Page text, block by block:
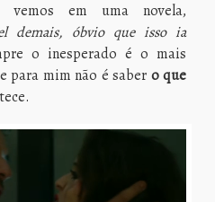
vemos em uma novela,
demais, óbvio que isso ia
o inesperado é o mais
para mim não é saber o que